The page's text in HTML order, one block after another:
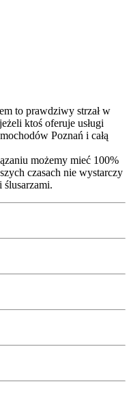
to prawdziwy strzał w
ktoś oferuje usługi
Poznań i całą
możemy mieć 100%
czasach nie wystarczy